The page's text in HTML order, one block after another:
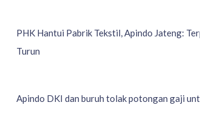
PHK Hantui Pabrik Tekstil, Apindo Jateng:
Turun
Apindo DKI dan buruh tolak potongan gaji